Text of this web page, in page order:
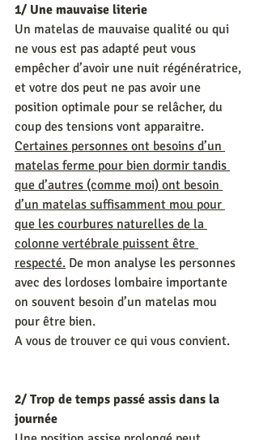
1/ Une mauvaise literie
Un matelas de mauvaise qualité ou qui
ne vous est pas adapté peut vous
empêcher d’avoir une nuit régénératrice,
et votre dos peut ne pas avoir une
position optimale pour se relâcher, du
coup des tensions vont apparaitre.
Certaines personnes ont besoins d’un
matelas ferme pour bien dormir tandis
que d’autres (comme moi) ont besoin
d’un matelas suffisamment mou pour
que les courbures naturelles de la
colonne vertébrale puissent être
respecté. De mon analyse les personnes
avec des lordoses lombaire importante
on souvent besoin d’un matelas mou
pour être bien.
A vous de trouver ce qui vous convient.
2/ Trop de temps passé assis dans la
journée